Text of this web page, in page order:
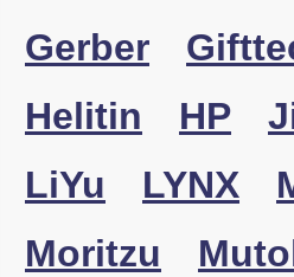
Gerber
Helitin
HP
LiYu
LYNX
Moritzu